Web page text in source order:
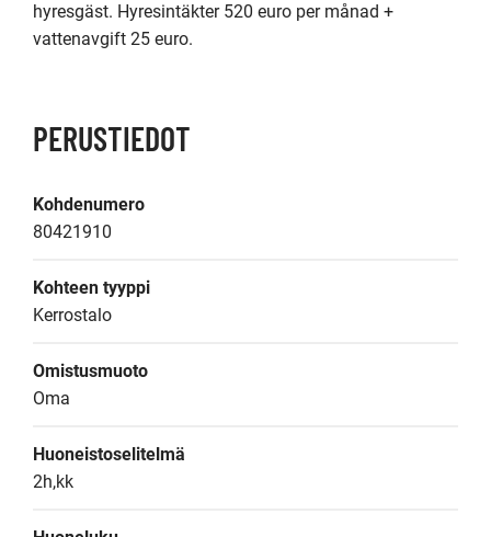
hyresgäst. Hyresintäkter 520 euro per månad +
vattenavgift 25 euro.
PERUSTIEDOT
Kohdenumero
80421910
Kohteen tyyppi
Kerrostalo
Omistusmuoto
Oma
Huoneistoselitelmä
2h,kk